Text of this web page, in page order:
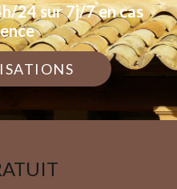
24 sur 7j/7 en cas